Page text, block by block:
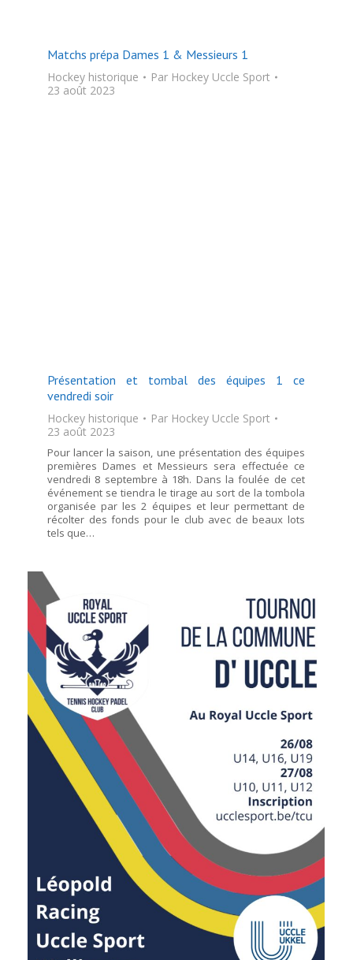
Matchs prépa Dames 1 & Messieurs 1
Hockey historique Par Hockey Uccle Sport
23 août 2023
Présentation et tombal des équipes 1 ce
vendredi soir
Hockey historique Par Hockey Uccle Sport
23 août 2023
Pour lancer la saison, une présentation des équipes
premières Dames et Messieurs sera effectuée ce
vendredi 8 septembre à 18h. Dans la foulée de cet
événement se tiendra le tirage au sort de la tombola
organisée par les 2 équipes et leur permettant de
récolter des fonds pour le club avec de beaux lots
tels que…